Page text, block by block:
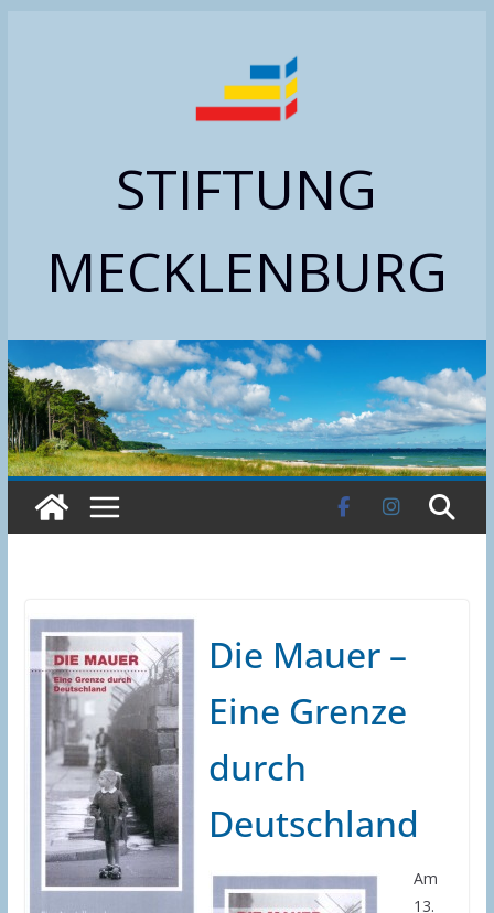
STIFTUNG
MECKLENBURG
Die Mauer –
Eine Grenze
durch
Deutschland
Am
13.